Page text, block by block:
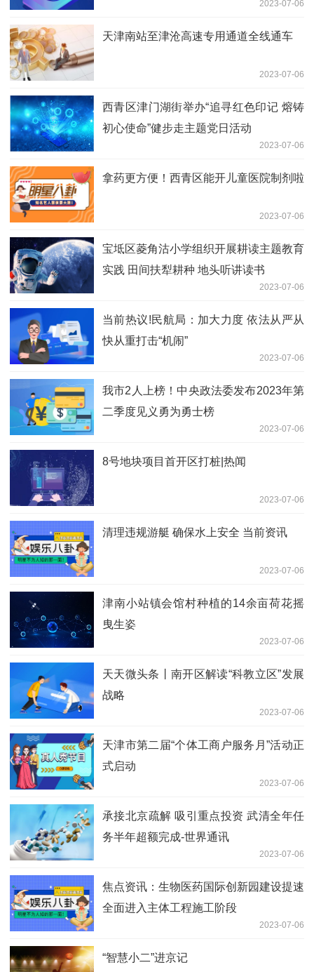
2023-07-06
天津南站至津沧高速专用通道全线通车
2023-07-06
西青区津门湖街举办“追寻红色印记 熔铸
初心使命”健步走主题党日活动
2023-07-06
拿药更方便！西青区能开儿童医院制剂啦
2023-07-06
宝坻区菱角沽小学组织开展耕读主题教育
实践 田间扶犁耕种 地头听讲读书
2023-07-06
当前热议!民航局：加大力度 依法从严从
快从重打击“机闹”
2023-07-06
我市2人上榜！中央政法委发布2023年第
二季度见义勇为勇士榜
2023-07-06
8号地块项目首开区打桩|热闻
2023-07-06
清理违规游艇 确保水上安全 当前资讯
2023-07-06
津南小站镇会馆村种植的14余亩荷花摇
曳生姿
2023-07-06
天天微头条丨南开区解读“科教立区”发展
战略
2023-07-06
天津市第二届“个体工商户服务月”活动正
式启动
2023-07-06
承接北京疏解 吸引重点投资 武清全年任
务半年超额完成-世界通讯
2023-07-06
焦点资讯：生物医药国际创新园建设提速
全面进入主体工程施工阶段
2023-07-06
“智慧小二”进京记